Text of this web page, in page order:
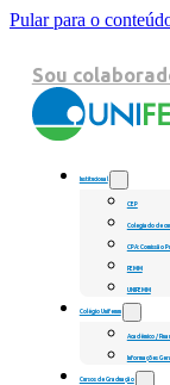
Pular para o
Sou
Institucional
CEP
Colegiado de
CPA: Comissão
FEMM
UNIFEMM
Colégio Unifemm
Acadêmico /
Informações
Cursos de Graduação